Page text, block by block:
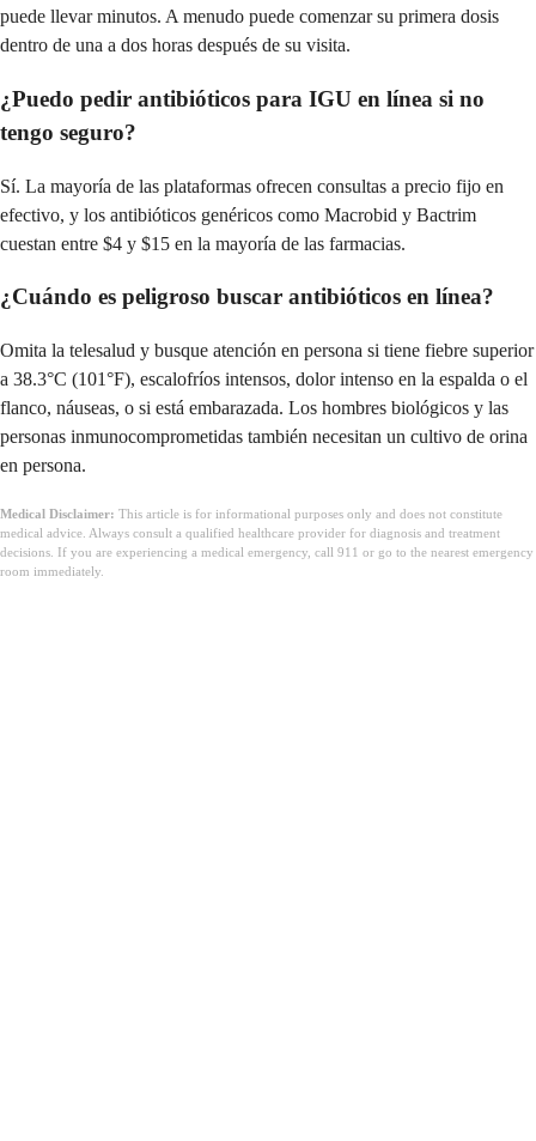
puede llevar minutos. A menudo puede comenzar su primera dosis
dentro de una a dos horas después de su visita.
¿Puedo pedir antibióticos para IGU en línea si no
tengo seguro?
Sí. La mayoría de las plataformas ofrecen consultas a precio fijo en
efectivo, y los antibióticos genéricos como Macrobid y Bactrim
cuestan entre $4 y $15 en la mayoría de las farmacias.
¿Cuándo es peligroso buscar antibióticos en línea?
Omita la telesalud y busque atención en persona si tiene fiebre superior
a 38.3°C (101°F), escalofríos intensos, dolor intenso en la espalda o el
flanco, náuseas, o si está embarazada. Los hombres biológicos y las
personas inmunocomprometidas también necesitan un cultivo de orina
en persona.
Medical Disclaimer: This article is for informational purposes only and does not constitute
medical advice. Always consult a qualified healthcare provider for diagnosis and treatment
decisions. If you are experiencing a medical emergency, call 911 or go to the nearest emergency
room immediately.